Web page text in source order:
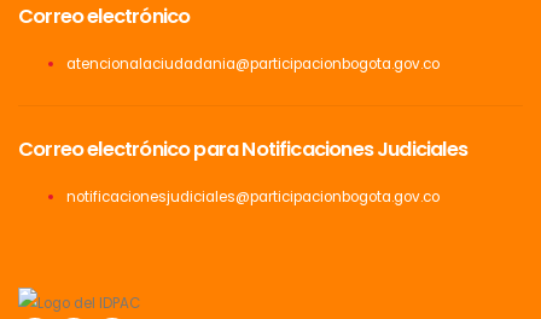
Correo electrónico
atencionalaciudadania@participacionbogota.gov.co
Correo electrónico para Notificaciones Judiciales
notificacionesjudiciales@participacionbogota.gov.co